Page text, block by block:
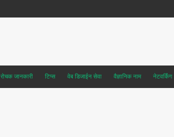
रोचक जानकारी टिप्स वेब डिजाईन सेवा वैज्ञानिक नाम नेटवर्किंग